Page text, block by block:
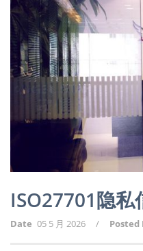
ISO27701隐
Date 05 5 月 2026 / Posted